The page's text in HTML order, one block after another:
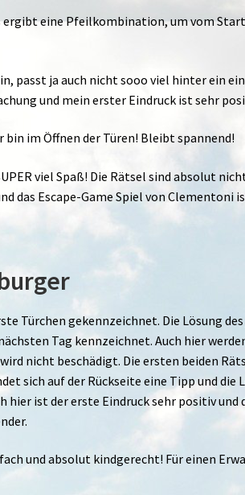
ergibt eine Pfeilkombination, um vom
passt ja auch nicht sooo viel hinter ein
und mein erster Eindruck ist sehr
im Öffnen der Türen! Bleibt spannend!
viel Spaß! Die Rätsel sind absolut
das Escape-Game Spiel von Clementoni
Türchen gekennzeichnet. Die Lösung
Tag kennzeichnet. Auch hier
nicht beschädigt. Die ersten beiden
sich auf der Rückseite eine Tipp und
hier ist der erste Eindruck sehr positiv
und absolut kindgerecht! Für einen